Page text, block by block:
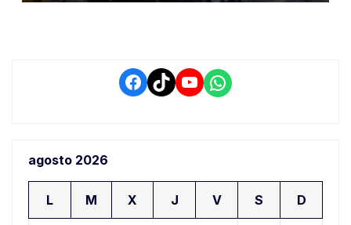
Facebook
TikTokYouTube
WhatsApp
agosto 2026
L M X J V S D